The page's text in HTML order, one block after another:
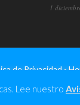
1
de Privacidad-
Lee nuestro